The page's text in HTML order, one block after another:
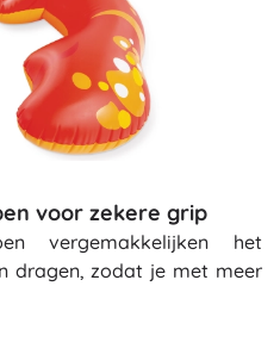
voor zekere grip
vergemakkelijken het
dragen, zodat je met meer